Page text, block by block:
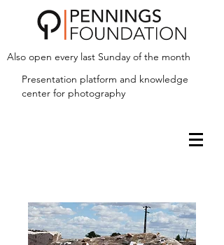
Also open every last Sunday of the month
Presentation platform and knowledge
center for photography